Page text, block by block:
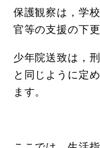
保護観察は，学
官等の支援の下
少年院送致は，
と同じように定
ます。